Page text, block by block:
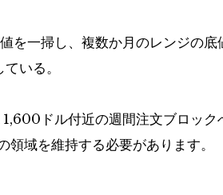
を一掃し、複数か月のレンジの
いる。
1,600ドル付近の週間注文ブロック
域を維持する必要があります。